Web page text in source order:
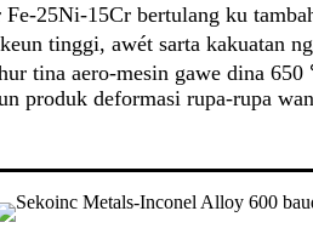
Fe-25Ni-15Cr bertulang ku
tinggi, awét sarta kakuatan
tina aero-mesin gawe dina
produk deformasi rupa-rupa